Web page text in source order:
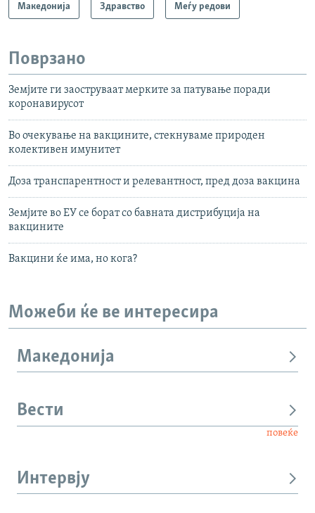
Македонија Здравство Меѓу редови
Поврзано
Земјите ги заоструваат мерките за патување поради
коронавирусот
Во очекување на вакцините, стекнуваме природен
колективен имунитет
Доза транспарентност и релевантност, пред доза вакцина
Земјите во ЕУ се борат со бавната дистрибуција на
вакцините
Вакцини ќе има, но кога?
Можеби ќе ве интересира
Македонија
Вести
повеќе
Интервју